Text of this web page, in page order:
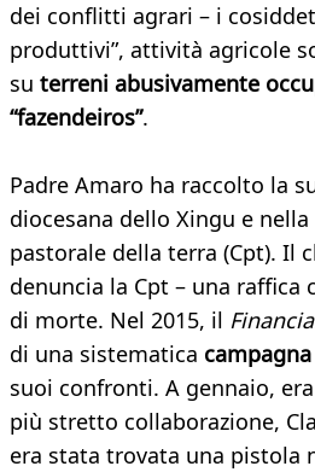
dei conflitti agrari – i
produttivi”, attività agricole
su terreni abusivamente
“fazendeiros”.
Padre Amaro ha raccolto la
diocesana dello Xingu e
pastorale della terra (Cpt). Il
denuncia la Cpt – una raffica
di morte. Nel 2015, il
di una sistematica
suoi confronti. A gennaio,
più stretto collaborazione,
era stata trovata una pistola